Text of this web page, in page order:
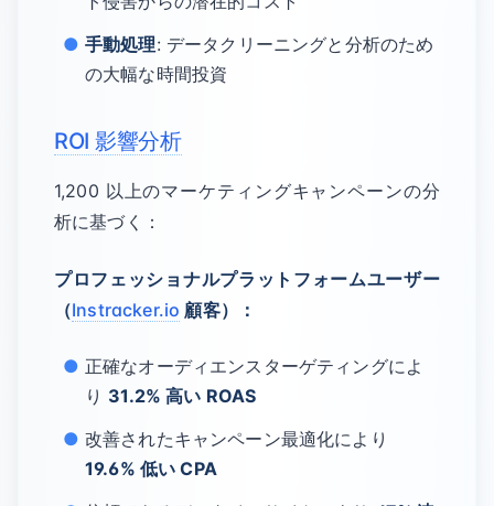
手動処理: データクリーニングと分析のため
の大幅な時間投資
ROI 影響分析
1,200 以上のマーケティングキャンペーンの分
析に基づく：
プロフェッショナルプラットフォームユーザー
（Instracker.io 顧客）：
正確なオーディエンスターゲティングによ
り 31.2% 高い ROAS
改善されたキャンペーン最適化により
19.6% 低い CPA